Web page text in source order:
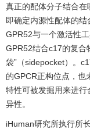
真正的配体分子结合在
即确定内源性配体的
GPR52与一个激活性
GPR52结合c17的复合
袋”（sidepocket）。
的GPCR正构位点，也
特性可被发掘用来进
异性。
iHuman研究所执行所